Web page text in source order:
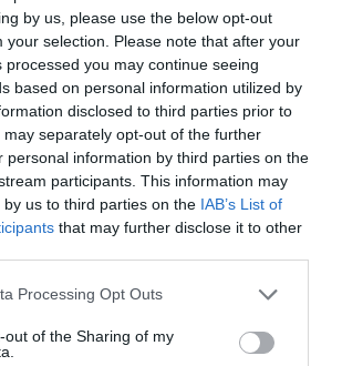
by us, please use the below opt-out
your selection. Please note that after your
processed you may continue seeing
based on personal information utilized by
disclosed to third parties prior to
separately opt-out of the further
personal information by third parties on the
participants. This information may
us to third parties on the IAB’s List of
that may further disclose it to other
Processing Opt Outs
out of the Sharing of my
corrección no refleja debilidad
ajuste en expectativas tras meses
factores a vigilar: la alta dependencia
un entorno competitivo cada
la presión que ejercen los costes y los
dólar sobre sus márgenes.
una segunda mitad del año con
moderados.